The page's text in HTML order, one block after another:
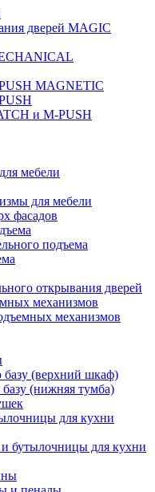
дверей MAGIC
MAGNETIC
и M-PUSH
мебели
для мебели
фасадов
подъема
открывания дверей
механизмов
механизмов
(верхний шкаф)
(нижняя тумба)
для кухни
бутылочницы для кухни